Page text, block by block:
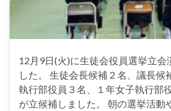
12月9日(火)に生徒会役員選挙立会
した。 生徒会長候補２名、議長候
執行部役員３名、１年女子執行部
が立候補しました。 朝の選挙活動